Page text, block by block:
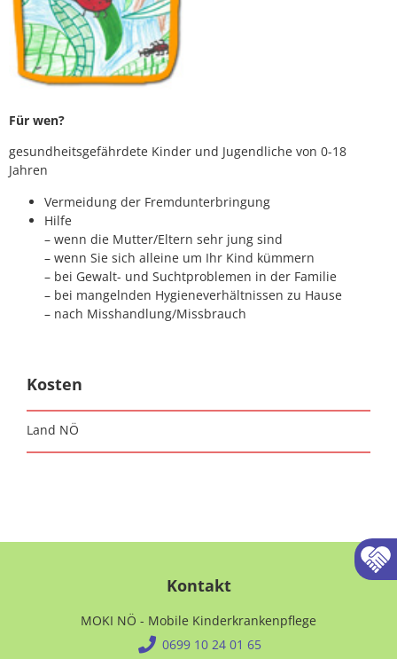
Für wen?
gesundheitsgefährdete Kinder und Jugendliche von 0-18
Jahren
Vermeidung der Fremdunterbringung
Hilfe
– wenn die Mutter/Eltern sehr jung sind
– wenn Sie sich alleine um Ihr Kind kümmern
– bei Gewalt- und Suchtproblemen in der Familie
– bei mangelnden Hygieneverhältnissen zu Hause
– nach Misshandlung/Missbrauch
Kosten
Land NÖ
Kontakt
MOKI NÖ - Mobile Kinderkrankenpflege
0699 10 24 01 65